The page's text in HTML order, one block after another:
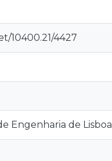
10400.21/4427
Engenharia de Lisboa